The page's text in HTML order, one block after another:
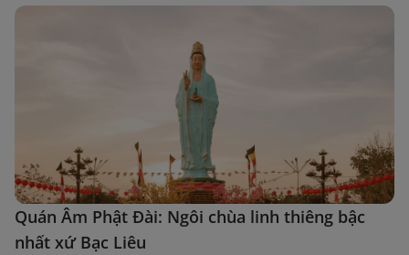
Quán Âm Phật Đài: Ngôi chùa linh thiêng bậc
nhất xứ Bạc Liêu